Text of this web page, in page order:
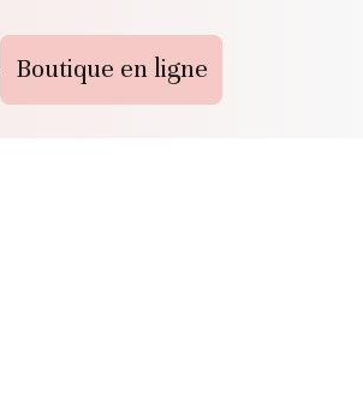
Boutique en ligne